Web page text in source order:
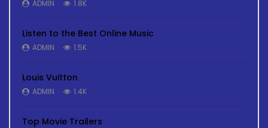
ADMIN 1.8K
Listen to the Best Online Music
ADMIN 1.5K
Louis Vuitton
ADMIN 1.4K
Top Movie Trailers